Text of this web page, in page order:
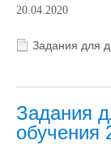
20.04.2020
Задания для
Задания
обучения